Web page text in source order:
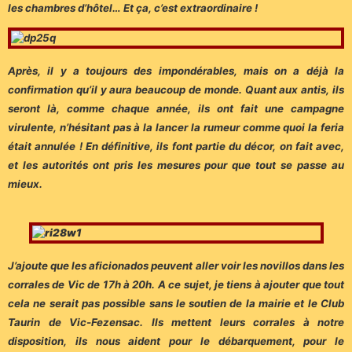
les chambres d’hôtel… Et ça, c’est extraordinaire !
Après, il y a toujours des impondérables, mais on a déjà la
confirmation qu’il y aura beaucoup de monde. Quant aux antis, ils
seront là, comme chaque année, ils ont fait une campagne
virulente, n’hésitant pas à la lancer la rumeur comme quoi la feria
était annulée ! En définitive, ils font partie du décor, on fait avec,
et les autorités ont pris les mesures pour que tout se passe au
mieux.
J’ajoute que les aficionados peuvent aller voir les novillos dans les
corrales de Vic de 17h à 20h. A ce sujet, je tiens à ajouter que tout
cela ne serait pas possible sans le soutien de la mairie et le Club
Taurin de Vic-Fezensac. Ils mettent leurs corrales à notre
disposition, ils nous aident pour le débarquement, pour le